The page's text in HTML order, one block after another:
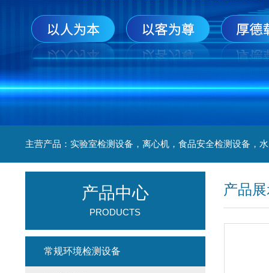
产品
产品中心
PRODUCTS
常规环境检测设备